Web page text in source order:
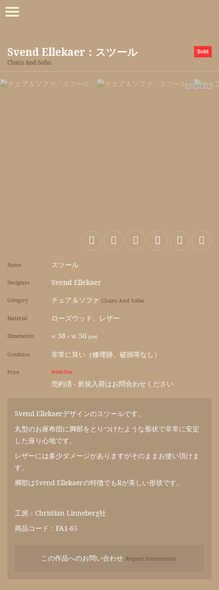
Sold
Svend Ellekaer：スツール
Chairs And Sofas
Name スツール
Designers Svend Ellekaer
Category チェア＆ソファ Chairs And Sofas
Material ローズウッド、レザー
Dimensions H: 38 × W: 50 (cm)
Condition 非常に良い（修理跡、破損等なし）
Price Sold Out
売約済 - 新規入荷はお問合わせください
Svend Ellekaerデザインのスツールです。
丸型のお座布団に脚部をとりつけたような形状で非常に安定
した座り心地です。
レザーには多少ダメージがありますがそのままお使い頂けま
す。
脚部はSvend Ellekaerの特徴でもRが美しい形状です。
工房：Christian Linneberg社
商品コード：FA1-65
この作品へのお問い合わせ Request Information